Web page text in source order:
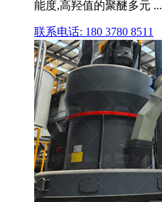
能度,高羟值的聚醚多元 ...
联系电话: 180 3780 8511